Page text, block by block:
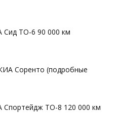
Сид ТО-6 90 000 км
Соренто (подробные
ТО-8 120 000 км